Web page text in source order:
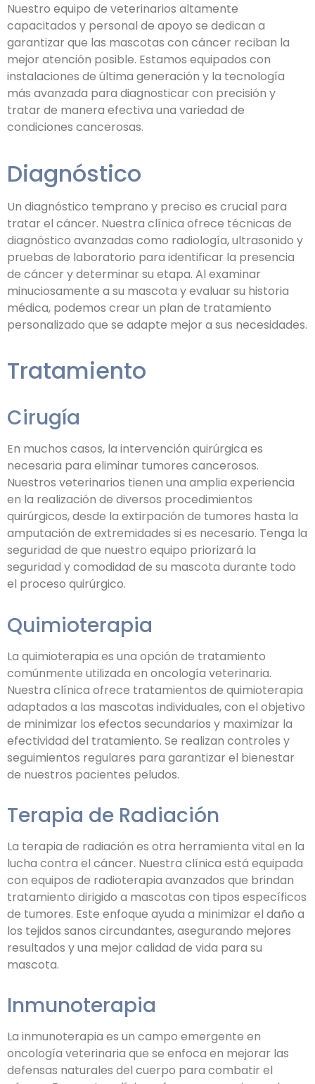
Nuestro equipo de veterinarios altamente
capacitados y personal de apoyo se dedican a
garantizar que las mascotas con cáncer reciban la
mejor atención posible. Estamos equipados con
instalaciones de última generación y la tecnología
más avanzada para diagnosticar con precisión y
tratar de manera efectiva una variedad de
condiciones cancerosas.
Diagnóstico
Un diagnóstico temprano y preciso es crucial para
tratar el cáncer. Nuestra clínica ofrece técnicas de
diagnóstico avanzadas como radiología, ultrasonido y
pruebas de laboratorio para identificar la presencia
de cáncer y determinar su etapa. Al examinar
minuciosamente a su mascota y evaluar su historia
médica, podemos crear un plan de tratamiento
personalizado que se adapte mejor a sus necesidades.
Tratamiento
Cirugía
En muchos casos, la intervención quirúrgica es
necesaria para eliminar tumores cancerosos.
Nuestros veterinarios tienen una amplia experiencia
en la realización de diversos procedimientos
quirúrgicos, desde la extirpación de tumores hasta la
amputación de extremidades si es necesario. Tenga la
seguridad de que nuestro equipo priorizará la
seguridad y comodidad de su mascota durante todo
el proceso quirúrgico.
Quimioterapia
La quimioterapia es una opción de tratamiento
comúnmente utilizada en oncología veterinaria.
Nuestra clínica ofrece tratamientos de quimioterapia
adaptados a las mascotas individuales, con el objetivo
de minimizar los efectos secundarios y maximizar la
efectividad del tratamiento. Se realizan controles y
seguimientos regulares para garantizar el bienestar
de nuestros pacientes peludos.
Terapia de Radiación
La terapia de radiación es otra herramienta vital en la
lucha contra el cáncer. Nuestra clínica está equipada
con equipos de radioterapia avanzados que brindan
tratamiento dirigido a mascotas con tipos específicos
de tumores. Este enfoque ayuda a minimizar el daño a
los tejidos sanos circundantes, asegurando mejores
resultados y una mejor calidad de vida para su
mascota.
Inmunoterapia
La inmunoterapia es un campo emergente en
oncología veterinaria que se enfoca en mejorar las
defensas naturales del cuerpo para combatir el